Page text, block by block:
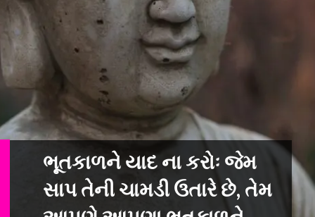
ભૂતકાળને યાદ ના કરોઃ જેમ
સાપ તેની ચામડી ઉતારે છે, તેમ